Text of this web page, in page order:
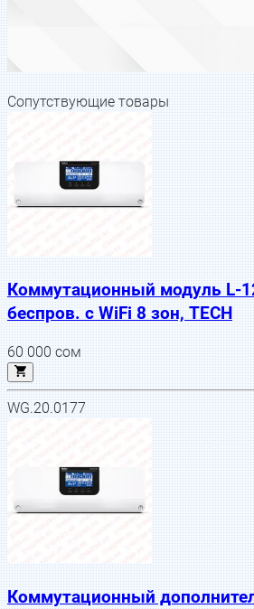
Сопутствующие товары
Коммутационный модуль L-
беспров. с WiFi 8 зон, TECH
60 000сом
WG.20.0177
Коммутационный